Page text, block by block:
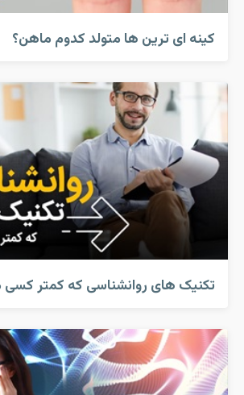
کینه ای ترین ها متولد کدوم ماهن؟
تکنیک های روانشناسی که کمتر کسی